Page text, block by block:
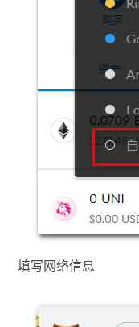
填写网络信息